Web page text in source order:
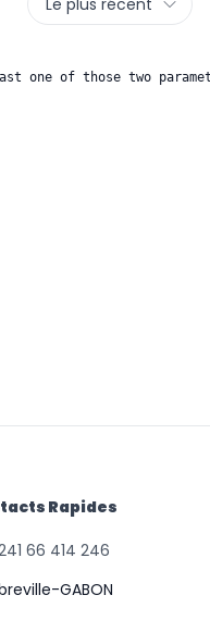
Le plus récent
one of those two
Rapides
66 414 246
GABON